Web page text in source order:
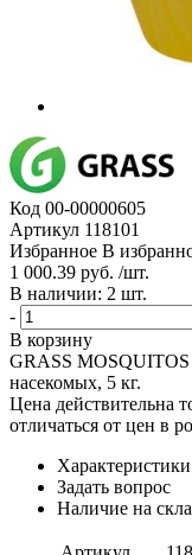
Код 00-00000605
Артикул 118101
Избранное В
1 000.39 руб. /шт.
В наличии: 2 шт.
-
В корзину
GRASS MOSQUITOS
насекомых, 5 кг.
Цена действительна
отличаться от цен в
Характеристики
Задать вопрос
Наличие на